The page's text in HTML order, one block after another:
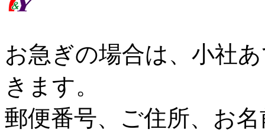
お急ぎの場合は、小社
きます。
郵便番号、ご住所、お